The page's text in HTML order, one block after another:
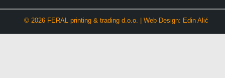
© 2026 FERAL printing & trading d.o.o. | Web Design: Edin Alić